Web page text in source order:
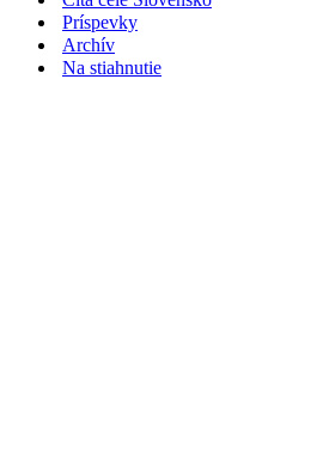
Príspevky
Archív
Na stiahnutie